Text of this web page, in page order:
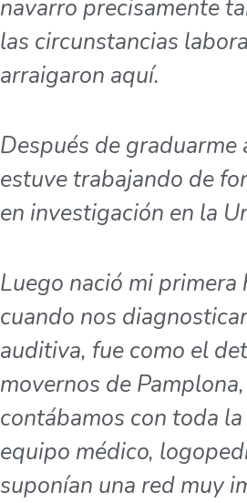
navarro precisamente
las circunstancias
arraigaron aquí.
Después de graduarme
estuve trabajando de
en investigación en la
Luego nació mi primera
cuando nos
auditiva, fue como el
movernos de
contábamos con toda
equipo médico,
suponían una red muy